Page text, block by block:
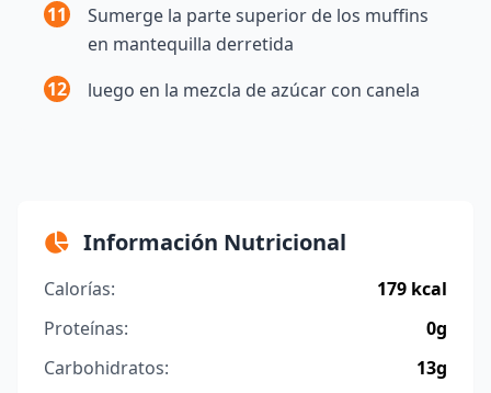
11
Sumerge la parte superior de los muffins
en mantequilla derretida
12
luego en la mezcla de azúcar con canela
Información Nutricional
Calorías:
179 kcal
Proteínas:
0g
Carbohidratos:
13g